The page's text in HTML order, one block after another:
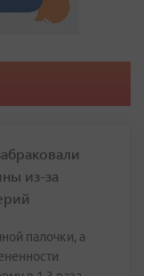
из-за
палочки, а